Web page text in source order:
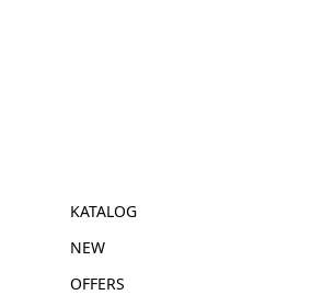
KATALOG
NEW
OFFERS